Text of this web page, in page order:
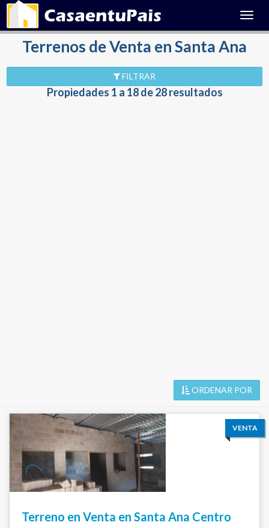
Terrenos de Venta en Santa Ana
FILTRAR
Propiedades 1 a 18 de 28 resultados
ORDENAR POR
VENTA
Terreno en Venta en Santa Ana Centro